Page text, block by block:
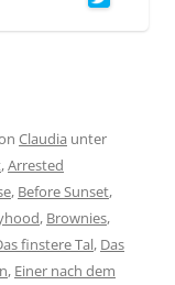
Claudia unter
,Arrested
, Before Sunset,
, Brownies,
finstere Tal, Das
, Einer nach dem